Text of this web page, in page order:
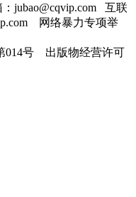
jubao@cqvip.com 互联
网络暴力专项举
014号 出版物经营许可